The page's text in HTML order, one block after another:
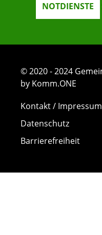
NOTDIENSTE
© 2020 - 2024
by Komm.ONE
Kontakt / Impressum
Datenschutz
Barrierefreiheit